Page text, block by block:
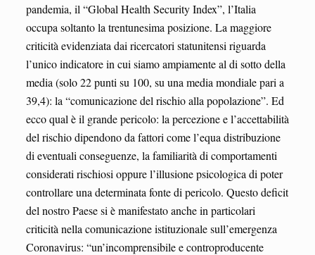
pandemia, il “Global Health Security Index”, l’Italia
occupa soltanto la trentunesima posizione. La maggiore
criticità evidenziata dai ricercatori statunitensi riguarda
l’unico indicatore in cui siamo ampiamente al di sotto della
media (solo 22 punti su 100, su una media mondiale pari a
39,4): la “comunicazione del rischio alla popolazione”. Ed
ecco qual è il grande pericolo: la percezione e l’accettabilità
del rischio dipendono da fattori come l’equa distribuzione
di eventuali conseguenze, la familiarità di comportamenti
considerati rischiosi oppure l’illusione psicologica di poter
controllare una determinata fonte di pericolo. Questo deficit
del nostro Paese si è manifestato anche in particolari
criticità nella comunicazione istituzionale sull’emergenza
Coronavirus: “un’incomprensibile e controproducente